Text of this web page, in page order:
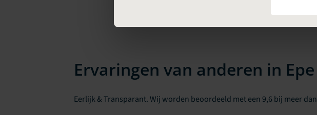
Ervaringen van anderen in
Eerlijk & Transparant. Wij worden beoordeeld met een 9,6 bij meer